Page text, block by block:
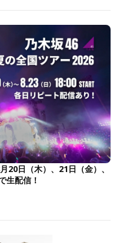
20日（木）、21日（金）、
生配信！